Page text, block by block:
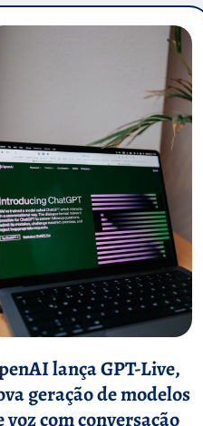
lança GPT-Live,
geração de modelos
voz com conversação